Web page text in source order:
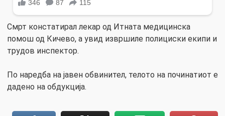
Смрт констатирал лекар од Итната медицинска
помош од Кичево, а увид извршиле полициски екипи и
трудов инспектор.
По наредба на јавен обвинител, телото на починатиот е
дадено на обдукција.